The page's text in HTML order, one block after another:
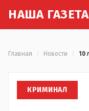
НАША ГАЗЕТА
Главная Новости
КРИМИНАЛ